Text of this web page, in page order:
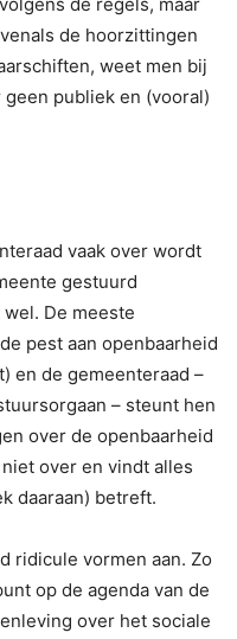
de hoorzittingen
weet men bij
publiek en (vooral)
vaak over wordt
gestuurd
De meeste
pest aan openbaarheid
en de gemeenteraad –
– steunt hen
over de openbaarheid
over en vindt alles
daaraan) betreft.
ridicule vormen aan. Zo
op de agenda van de
over het sociale